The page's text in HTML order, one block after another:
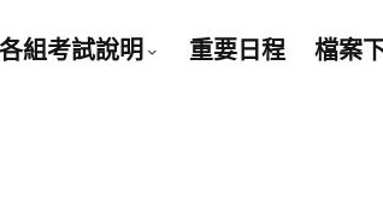
各組考試說明 重要日程 檔案